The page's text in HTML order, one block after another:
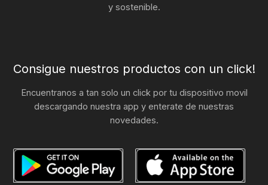
y sostenible.
Consigue nuestros productos con un click!
Encuentranos a tan solo un click por tu dispositivo movil
descargando nuestra app y enterate de nuestras
novedades.